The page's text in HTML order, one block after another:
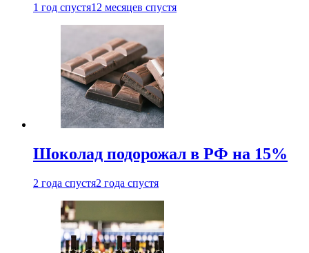
1 год спустя12 месяцев спустя
Шоколад подорожал в РФ на 15%
2 года спустя2 года спустя